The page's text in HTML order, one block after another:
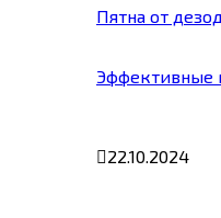
Пятна от
Эффективные
22.10.2024